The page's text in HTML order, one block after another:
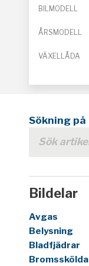
BILMODELL
ÅRSMODELL
VÄXELLÅDA
Sökning
Bildelar
Avgas
Belysning
Bladfjädrar